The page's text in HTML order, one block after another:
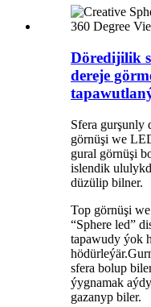
Döredijilik
dereje
Sfera gurşunly
görnüşi we
gural görnüşi
islendik
düzülip bilner.
Top görnüşi
“Sphere led”
tapawudy ýok
sfera bolup
ýygnamak
gazanyp biler.